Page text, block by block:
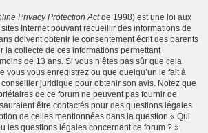
Privacy Protection Actde 1998) est une loi aux
Internet pouvant recueillir des informations de
doivent obtenir le consentement écrit des parents
la collecte de ces informations permettant
de 13 ans. Si vous n’êtes pas sûr que cela
vous vous enregistrez ou que quelqu’un le fait à
juridique pour obtenir son avis. Notez que
de ce forum ne peuvent pas fournir de
être contactés pour des questions légales
de celles mentionnées dans la question « Qui
les questions légales concernant ce forum ? ».